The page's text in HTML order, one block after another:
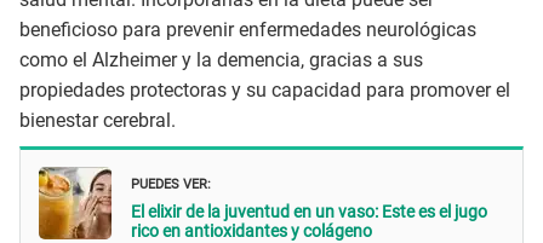
beneficioso para prevenir enfermedades neurológicas
como el Alzheimer y la demencia, gracias a sus
propiedades protectoras y su capacidad para promover el
bienestar cerebral.
PUEDES VER:
El elixir de la juventud en un vaso: Este es el jugo
rico en antioxidantes y colágeno